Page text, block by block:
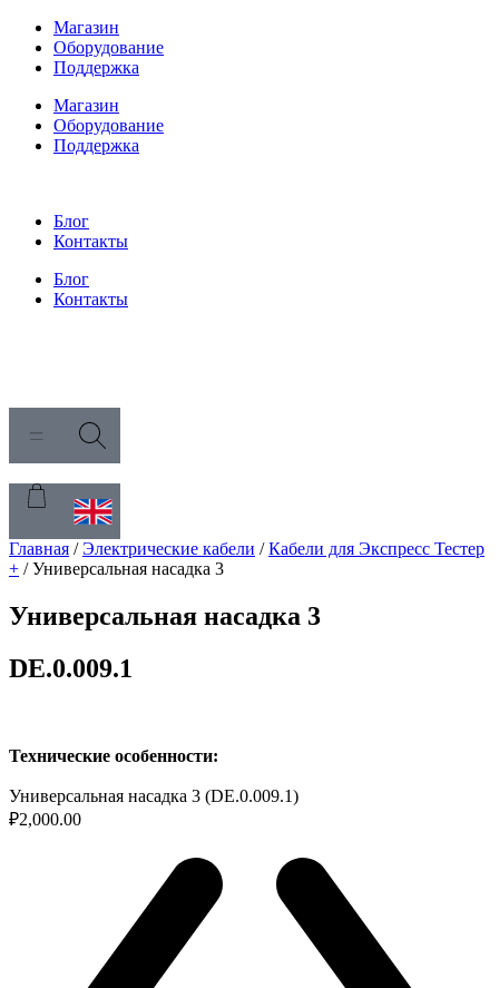
Перейти
содержимому
Магазин
Оборудование
Поддержка
Магазин
Оборудование
Поддержка
Блог
Контакты
Блог
Контакты
Главная /Электрические кабели /Кабели для Экспресс Тестер
+ / Универсальная насадка 3
Универсальная насадка 3
DE.0.009.1
Технические особенности:
Универсальная насадка 3 (DE.0.009.1)
₽2,000.00